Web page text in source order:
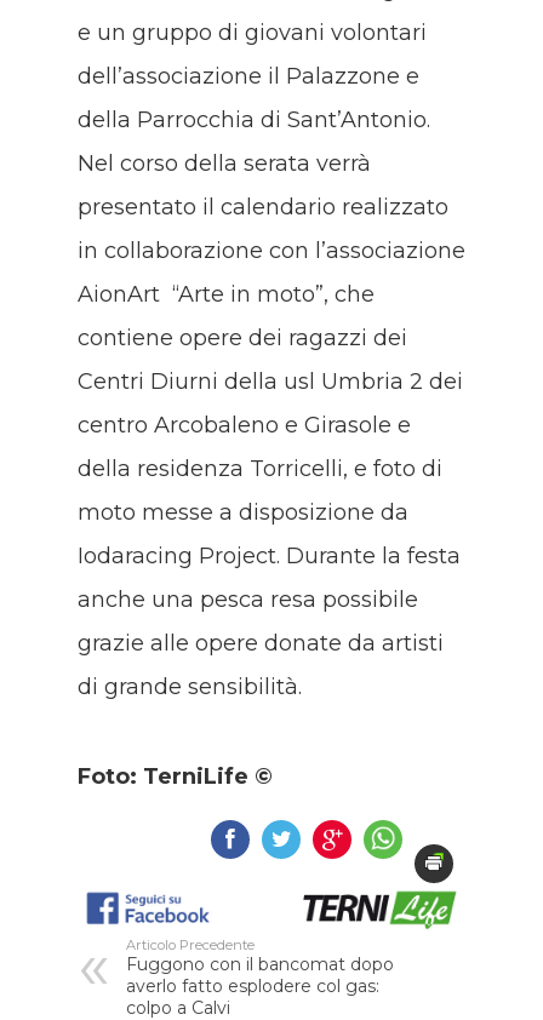
e un gruppo di giovani volontari
dell’associazione il Palazzone e
della Parrocchia di Sant’Antonio.
Nel corso della serata verrà
presentato il calendario realizzato
in collaborazione con l’associazione
AionArt “Arte in moto”, che
contiene opere dei ragazzi dei
Centri Diurni della usl Umbria 2 dei
centro Arcobaleno e Girasole e
della residenza Torricelli, e foto di
moto messe a disposizione da
Iodaracing Project. Durante la festa
anche una pesca resa possibile
grazie alle opere donate da artisti
di grande sensibilità.
Foto: TerniLife ©
Articolo Precedente
Fuggono con il bancomat dopo
averlo fatto esplodere col gas:
colpo a Calvi